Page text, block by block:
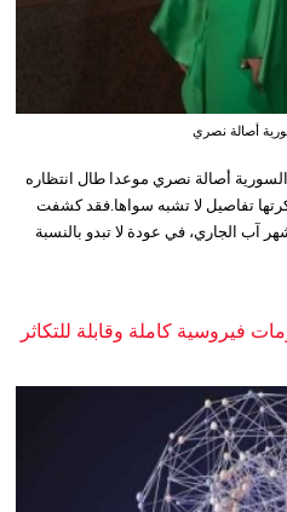
أصالة نصري
أصالة نصري موعدا طال انتظاره
تفاصيل لا تشبه سواها.فقد كشفت
آب الجاري، في عودة لا تبدو بالنسبة
فيروسية كاملة وقابلة للتكاثر